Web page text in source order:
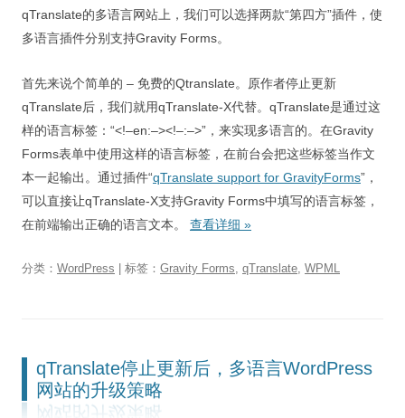
qTranslate的多语言网站上，我们可以选择两款“第四方”插件，使
多语言插件分别支持Gravity Forms。
首先来说个简单的 – 免费的Qtranslate。原作者停止更新
qTranslate后，我们就用qTranslate-X代替。qTranslate是通过这
样的语言标签：“<!–en:–><!–:–>”，来实现多语言的。在Gravity
Forms表单中使用这样的语言标签，在前台会把这些标签当作文
本一起输出。通过插件“qTranslate support for GravityForms”，
可以直接让qTranslate-X支持Gravity Forms中填写的语言标签，
在前端输出正确的语言文本。 查看详细 »
分类： WordPress | 标签： Gravity Forms, qTranslate, WPML
qTranslate停止更新后，多语言WordPress
网站的升级策略